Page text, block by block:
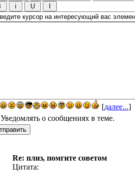
Re: плиз, помгите советом
Цитата:
[далее...]
Уведомлять о сообщениях в теме.